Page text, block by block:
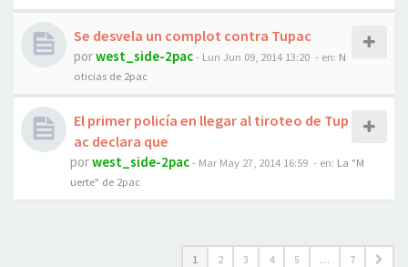
Se desvela un complot contra Tupac
porwest_side-2pac- Lun Jun 09, 2014 13:20 - en: N
oticias de 2pac
El primer policía en llegar al tiroteo de Tup
ac declara que
porwest_side-2pac- Mar May 27, 2014 16:59 - en: La "M
uerte" de 2pac
1 2 3 4 5 … 7